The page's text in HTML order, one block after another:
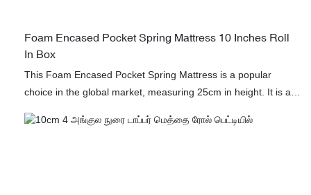
Foam Encased Pocket Spring Mattress 10 Inches Roll
In Box
This Foam Encased Pocket Spring Mattress is a popular
choice in the global market, measuring 25cm in height. It is a
customers a comfortable and supportive sleeping experience